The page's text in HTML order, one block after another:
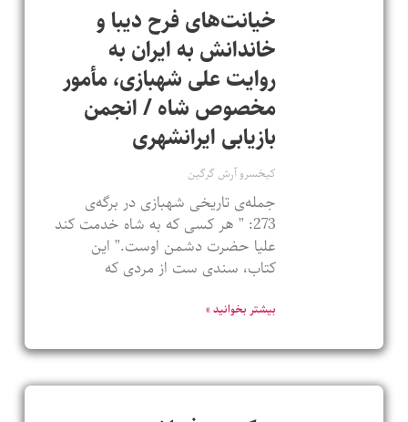
خیانت‌های فرح دیبا و
خاندانش به ایران به
روایت علی شهبازی، مأمور
مخصوص شاه / انجمن
بازیابی ایرانشهری
کیخسرو آرش گرگین
جمله‌ی تاریخی شهبازی در برگه‌ی
273: ” هر کسی که به شاه خدمت کند
علیا حضرت دشمن اوست.” این
کتاب، سندی ست از مردی که
بیشتر بخوانید »